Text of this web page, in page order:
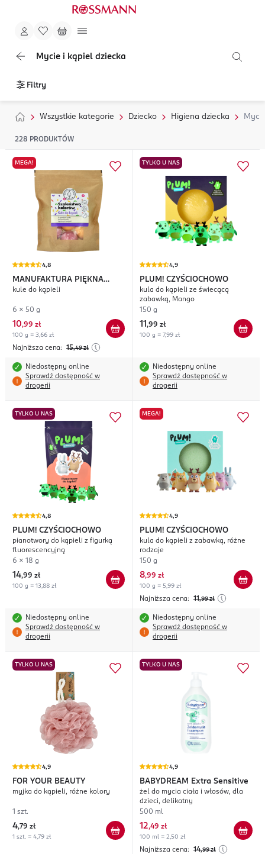
Mycie i kąpiel dziecka
Filtry
Wszystkie kategorie Dziecko Higiena dziecka
228 PRODUKTÓW
MEGA!
4,8
MANUFAKTURA PIĘKNA
Szaleństwo Kolorów
kule do kąpieli
6 x 50 g
10,99 zł
100 g = 3,66 zł
Najniższa cena: 15,49 zł
Niedostępny online
Sprawdź dostępność w
drogerii
TYLKO U NAS
4,9
PLUM! CZYŚCIOCHOWO
kula do kąpieli ze świecącą
zabawką, Mango
150 g
11 ,99 zł
100 g = 7,99 zł
Niedostępny online
Sprawdź dostępność w
drogerii
TYLKO U NAS
4,8
PLUM! CZYŚCIOCHOWO
pianotwory do kąpieli z figurką
fluorescencyjną
6 x 18 g
14,99 zł
100 g = 13,88 zł
Niedostępny online
Sprawdź dostępność w
drogerii
MEGA!
4,9
PLUM! CZYŚCIOCHOWO
kula do kąpieli z zabawką, różne
rodzaje
150 g
8,99 zł
100 g = 5,99 zł
Najniższa cena: 11,99 zł
Niedostępny online
Sprawdź dostępność w
drogerii
TYLKO U NAS
4,9
FOR YOUR BEAUTY
myjka do kąpieli, różne kolory
1 szt.
4,79 zł
1 szt. = 4,79 zł
TYLKO U NAS
4,9
BABYDREAM Extra Sensitive
żel do mycia ciała i włosów, dla
dzieci, delikatny
500 ml
12,49 zł
100 ml = 2,50 zł
Najniższa cena: 14,99 zł